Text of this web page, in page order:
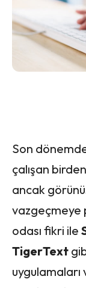
Son
çalışan
ancak
vazgeçmeye
odası fikri ile
TigerText
uygulamaları